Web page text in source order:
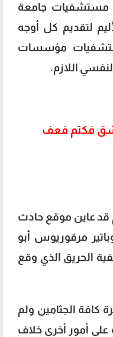
مستشفيات جامعة
لتقديم كل أوجه
مؤسسات
اللازم.
فكتم فعف
قد عاين موقع حادث
مرقوريوس أبو
الحريق الذي وقع
كافة الجثامين ولم
على أمور أخرى خلاف